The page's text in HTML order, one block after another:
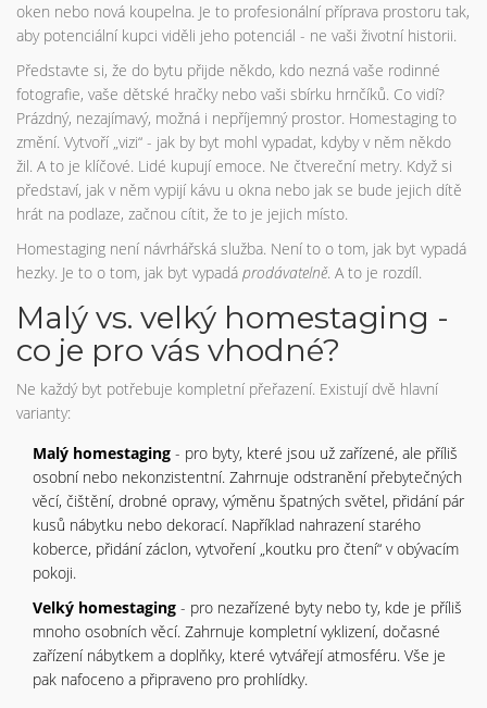
oken nebo nová koupelna. Je to profesionální příprava prostoru tak,
aby potenciální kupci viděli jeho potenciál - ne vaši životní historii.
Představte si, že do bytu přijde někdo, kdo nezná vaše rodinné
fotografie, vaše dětské hračky nebo vaši sbírku hrnčíků. Co vidí?
Prázdný, nezajímavý, možná i nepříjemný prostor. Homestaging to
změní. Vytvoří „vizi“ - jak by byt mohl vypadat, kdyby v něm někdo
žil. A to je klíčové. Lidé kupují emoce. Ne čtvereční metry. Když si
představí, jak v něm vypijí kávu u okna nebo jak se bude jejich dítě
hrát na podlaze, začnou cítit, že to je jejich místo.
Homestaging není návrhářská služba. Není to o tom, jak byt vypadá
hezky. Je to o tom, jak byt vypadá prodávatelně. A to je rozdíl.
Malý vs. velký homestaging -
co je pro vás vhodné?
Ne každý byt potřebuje kompletní přeřazení. Existují dvě hlavní
varianty:
Malý homestaging - pro byty, které jsou už zařízené, ale příliš
osobní nebo nekonzistentní. Zahrnuje odstranění přebytečných
věcí, čištění, drobné opravy, výměnu špatných světel, přidání pár
kusů nábytku nebo dekorací. Například nahrazení starého
koberce, přidání záclon, vytvoření „koutku pro čtení“ v obývacím
pokoji.
Velký homestaging - pro nezařízené byty nebo ty, kde je příliš
mnoho osobních věcí. Zahrnuje kompletní vyklizení, dočasné
zařízení nábytkem a doplňky, které vytvářejí atmosféru. Vše je
pak nafoceno a připraveno pro prohlídky.